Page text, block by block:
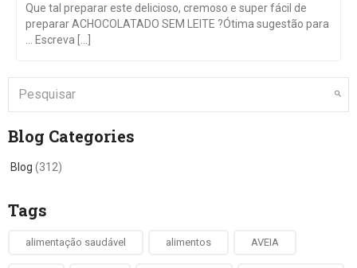
Que tal preparar este delicioso, cremoso e super fácil de
preparar ACHOCOLATADO SEM LEITE ?Ótima sugestão para
… Escreva [...]
Blog Categories
Blog (312)
Tags
alimentação saudável alimentos AVEIA